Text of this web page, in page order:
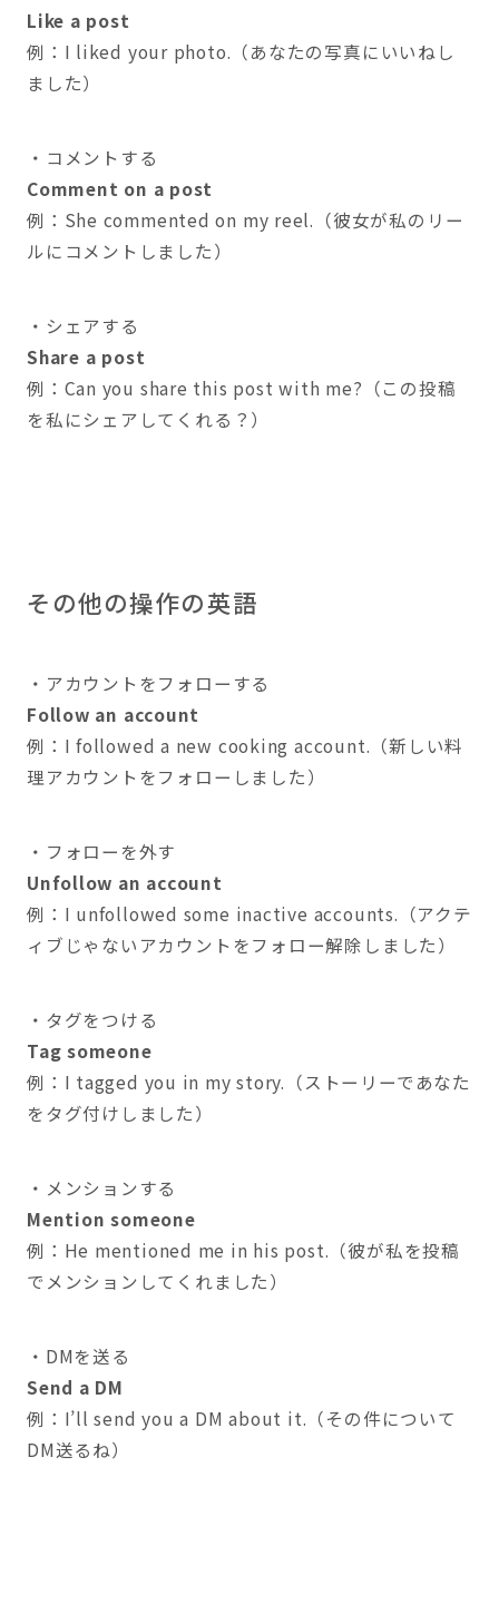
Like a post
例：I liked your photo.（あなたの写真にいいねし
ました）
・コメントする
Comment on a post
例：She commented on my reel.（彼女が私のリー
ルにコメントしました）
・シェアする
Share a post
例：Can you share this post with me?（この投稿
を私にシェアしてくれる？）
その他の操作の英語
・アカウントをフォローする
Follow an account
例：I followed a new cooking account.（新しい料
理アカウントをフォローしました）
・フォローを外す
Unfollow an account
例：I unfollowed some inactive accounts.（アクテ
ィブじゃないアカウントをフォロー解除しました）
・タグをつける
Tag someone
例：I tagged you in my story.（ストーリーであなた
をタグ付けしました）
・メンションする
Mention someone
例：He mentioned me in his post.（彼が私を投稿
でメンションしてくれました）
・DMを送る
Send a DM
例：I’ll send you a DM about it.（その件について
DM送るね）